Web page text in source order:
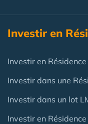
Investir en
Investir en Résidence
Investir dans une
Investir dans un lot
Investir en